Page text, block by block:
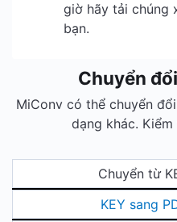
giờ hãy tải chúng
bạn.
Chuyển
MiConv có thể chuyển
dạng khác.
Chuyển từ
KEY sang